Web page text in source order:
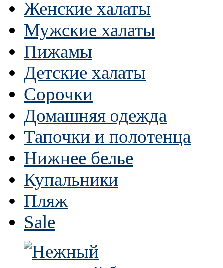
Женские халаты
Мужские халаты
Пижамы
Детские халаты
Сорочки
Домашняя одежда
Тапочки и полотенца
Нижнее белье
Купальники
Пляж
Sale